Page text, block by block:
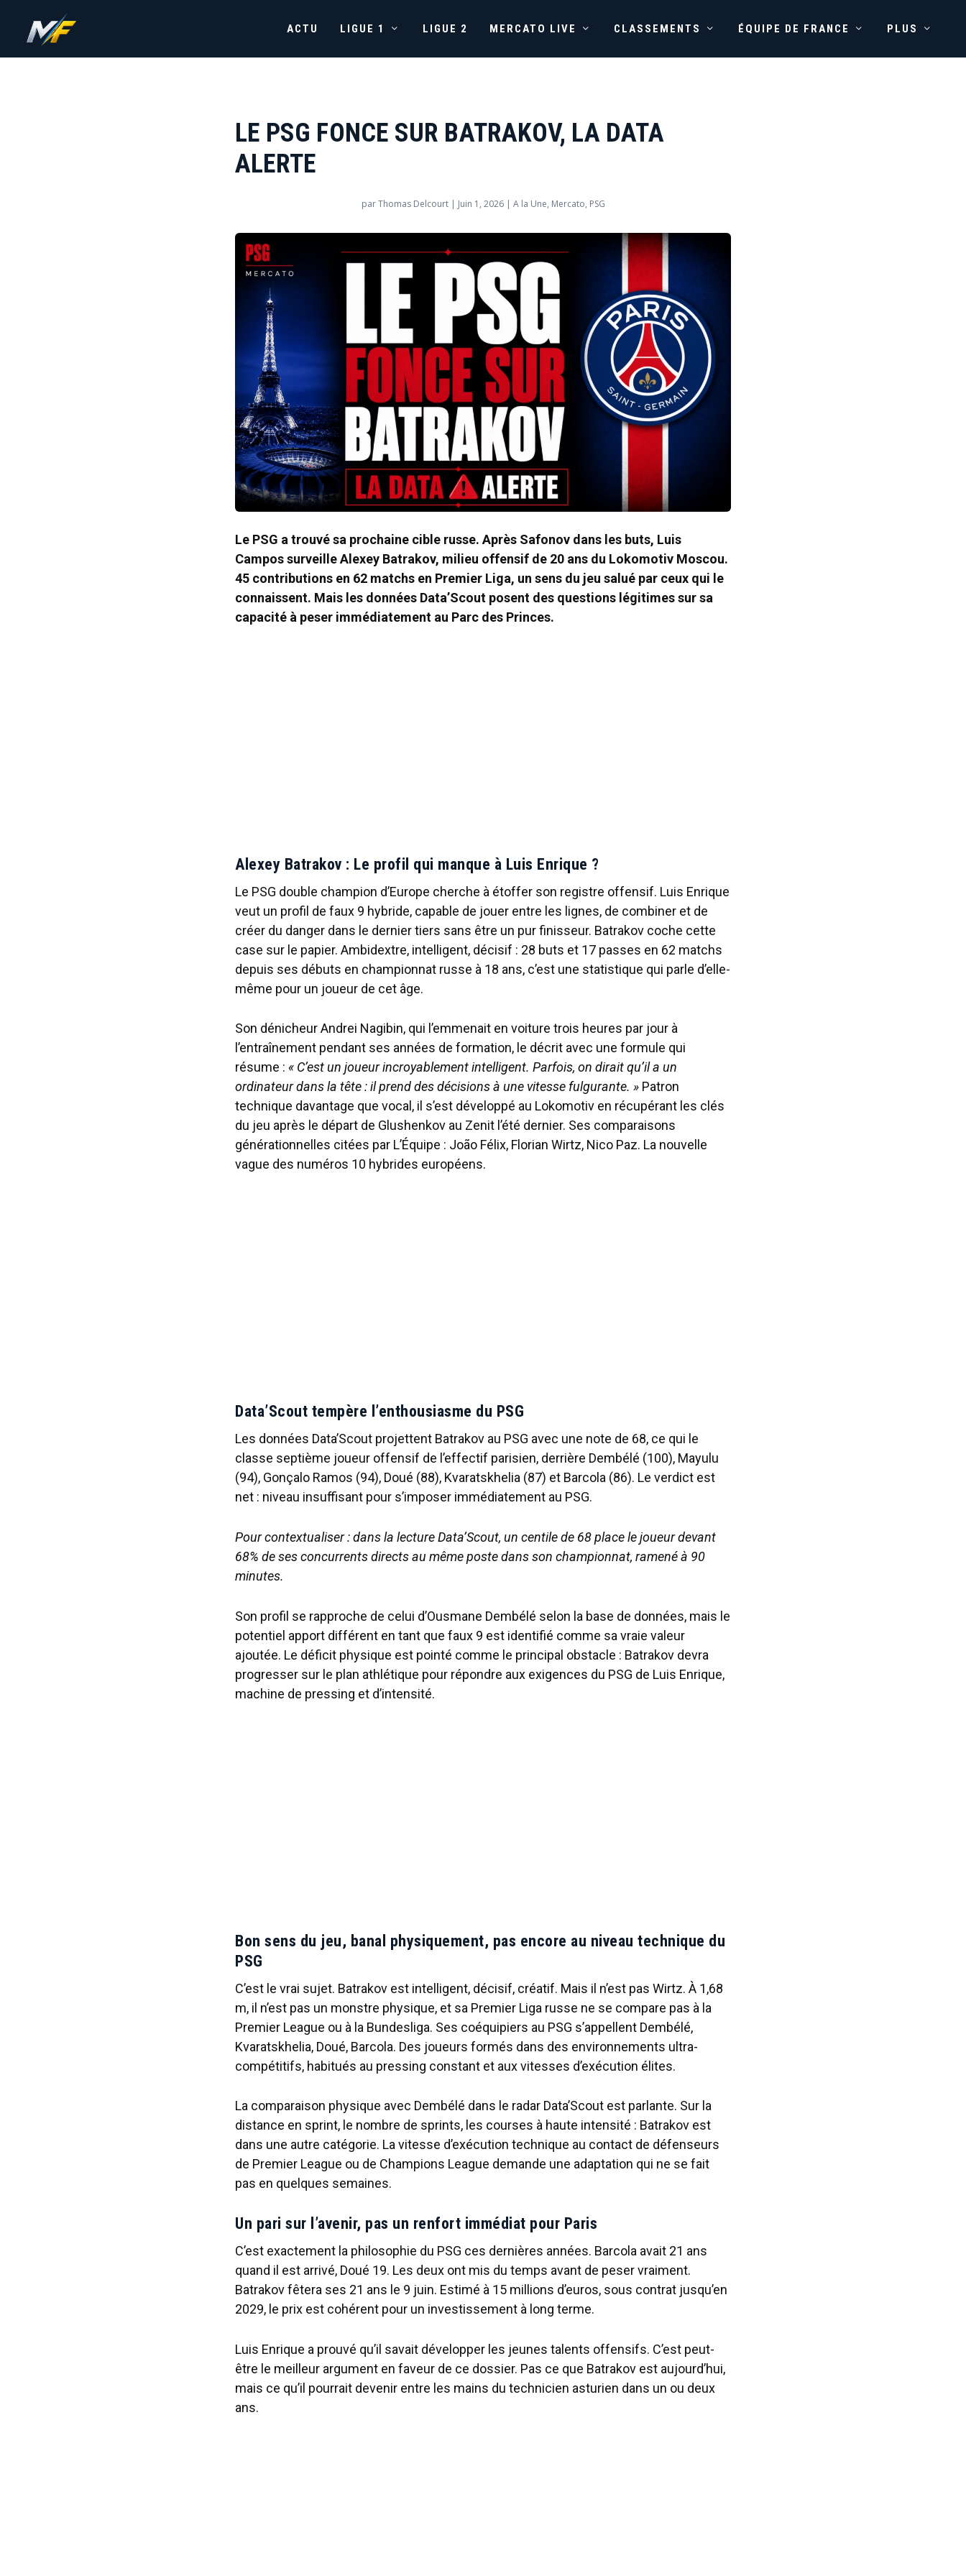
ACTU LIGUE 1 LIGUE 2 MERCATO LIVE CLASSEMENTS ÉQUIPE DE FRANCE PLUS
LE PSG FONCE SUR BATRAKOV, LA DATA
ALERTE
parThomas Delcourt| Juin 1, 2026| A la Une, Mercato, PSG
Le PSG a trouvé sa prochaine cible russe. Après Safonov dans les buts, Luis
Campos surveille Alexey Batrakov, milieu offensif de 20 ans du Lokomotiv Moscou.
45 contributions en 62 matchs en Premier Liga, un sens du jeu salué par ceux qui le
connaissent. Mais les données Data’Scout posent des questions légitimes sur sa
capacité à peser immédiatement au Parc des Princes.
Alexey Batrakov : Le profil qui manque à Luis Enrique ?
Le PSG double champion d’Europe cherche à étoffer son registre offensif. Luis Enrique
veut un profil de faux 9 hybride, capable de jouer entre les lignes, de combiner et de
créer du danger dans le dernier tiers sans être un pur finisseur. Batrakov coche cette
case sur le papier. Ambidextre, intelligent, décisif : 28 buts et 17 passes en 62 matchs
depuis ses débuts en championnat russe à 18 ans, c’est une statistique qui parle d’elle-
même pour un joueur de cet âge.
Son dénicheur Andrei Nagibin, qui l’emmenait en voiture trois heures par jour à
l’entraînement pendant ses années de formation, le décrit avec une formule qui
résume : « C’est un joueur incroyablement intelligent. Parfois, on dirait qu’il a un
ordinateur dans la tête : il prend des décisions à une vitesse fulgurante. » Patron
technique davantage que vocal, il s’est développé au Lokomotiv en récupérant les clés
du jeu après le départ de Glushenkov au Zenit l’été dernier. Ses comparaisons
générationnelles citées par L’Équipe : João Félix, Florian Wirtz, Nico Paz. La nouvelle
vague des numéros 10 hybrides européens.
Data’Scout tempère l’enthousiasme du PSG
Les données Data’Scout projettent Batrakov au PSG avec une note de 68, ce qui le
classe septième joueur offensif de l’effectif parisien, derrière Dembélé (100), Mayulu
(94), Gonçalo Ramos (94), Doué (88), Kvaratskhelia (87) et Barcola (86). Le verdict est
net : niveau insuffisant pour s’imposer immédiatement au PSG.
Pour contextualiser : dans la lecture Data’Scout, un centile de 68 place le joueur devant
68% de ses concurrents directs au même poste dans son championnat, ramené à 90
minutes.
Son profil se rapproche de celui d’Ousmane Dembélé selon la base de données, mais le
potentiel apport différent en tant que faux 9 est identifié comme sa vraie valeur
ajoutée. Le déficit physique est pointé comme le principal obstacle : Batrakov devra
progresser sur le plan athlétique pour répondre aux exigences du PSG de Luis Enrique,
machine de pressing et d’intensité.
Bon sens du jeu, banal physiquement, pas encore au niveau technique du
PSG
C’est le vrai sujet. Batrakov est intelligent, décisif, créatif. Mais il n’est pas Wirtz. À 1,68
m, il n’est pas un monstre physique, et sa Premier Liga russe ne se compare pas à la
Premier League ou à la Bundesliga. Ses coéquipiers au PSG s’appellent Dembélé,
Kvaratskhelia, Doué, Barcola. Des joueurs formés dans des environnements ultra-
compétitifs, habitués au pressing constant et aux vitesses d’exécution élites.
La comparaison physique avec Dembélé dans le radar Data’Scout est parlante. Sur la
distance en sprint, le nombre de sprints, les courses à haute intensité : Batrakov est
dans une autre catégorie. La vitesse d’exécution technique au contact de défenseurs
de Premier League ou de Champions League demande une adaptation qui ne se fait
pas en quelques semaines.
Un pari sur l’avenir, pas un renfort immédiat pour Paris
C’est exactement la philosophie du PSG ces dernières années. Barcola avait 21 ans
quand il est arrivé, Doué 19. Les deux ont mis du temps avant de peser vraiment.
Batrakov fêtera ses 21 ans le 9 juin. Estimé à 15 millions d’euros, sous contrat jusqu’en
2029, le prix est cohérent pour un investissement à long terme.
Luis Enrique a prouvé qu’il savait développer les jeunes talents offensifs. C’est peut-
être le meilleur argument en faveur de ce dossier. Pas ce que Batrakov est aujourd’hui,
mais ce qu’il pourrait devenir entre les mains du technicien asturien dans un ou deux
ans.